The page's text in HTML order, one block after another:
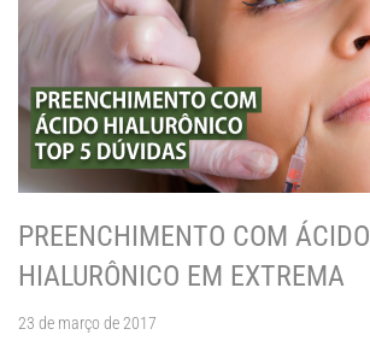
PREENCHIMENTO COM ÁCIDO
HIALURÔNICO EM EXTREMA
23 de março de 2017